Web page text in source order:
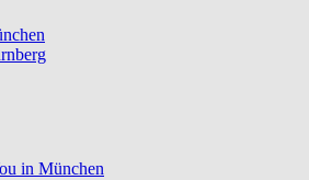
in München